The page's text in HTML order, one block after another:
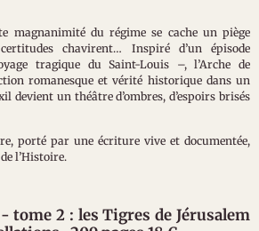
magnanimité du régime se cache un piège
chavirent… Inspiré d’un épisode
tragique du Saint-Louis –, l’Arche de
romanesque et vérité historique dans un
devient un théâtre d’ombres, d’espoirs brisés
porté par une écriture vive et documentée,
l’Histoire.
- tome 2 : les Tigres de Jérusalem